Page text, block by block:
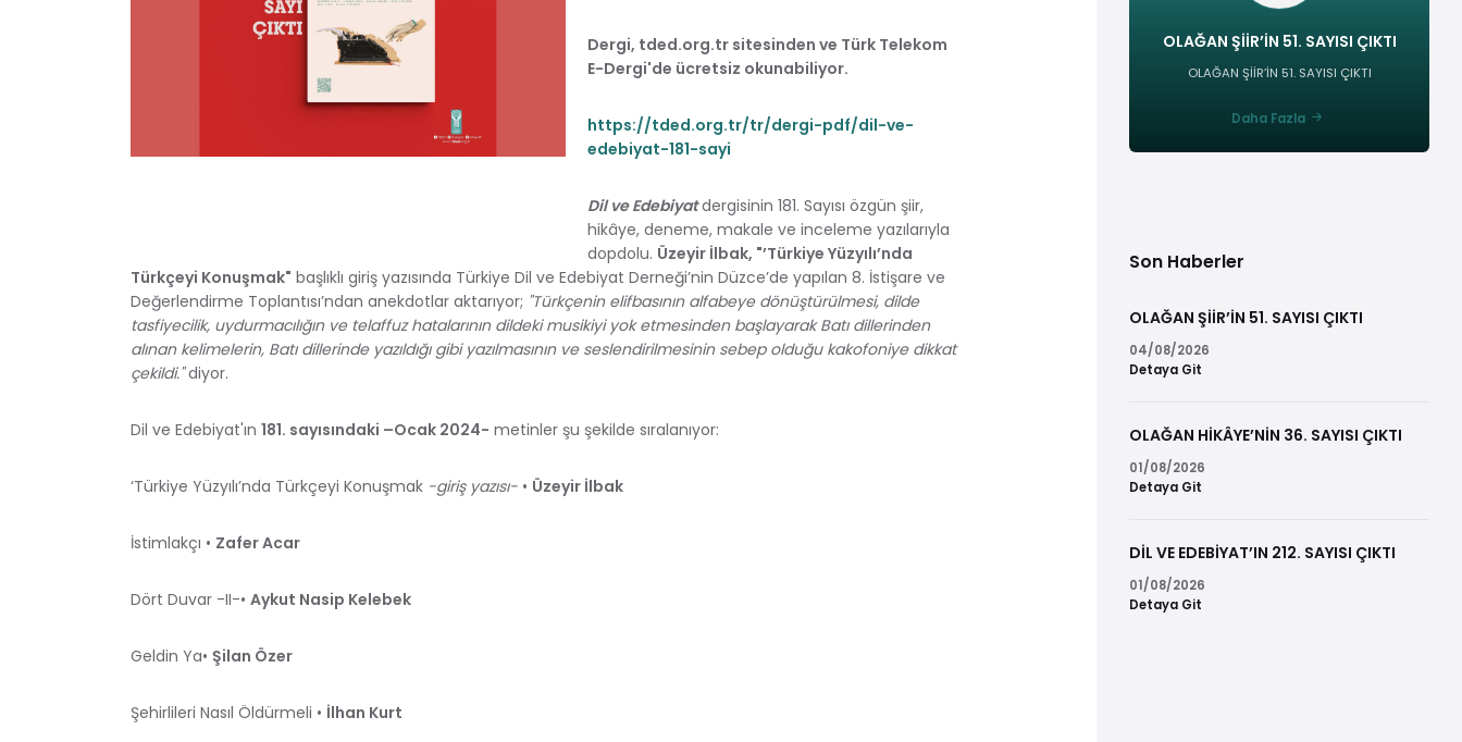
Dergi, tded.org.tr sitesinden ve Türk Telekom
E-Dergi'de ücretsiz okunabiliyor.
https://tded.org.tr/tr/dergi-pdf/dil-ve-
edebiyat-181-sayi
Dil ve Edebiyatdergisinin 181. Sayısı özgün şiir,
hikâye, deneme, makale ve inceleme yazılarıyla
dopdolu. Üzeyir İlbak, "’Türkiye Yüzyılı’nda
Türkçeyi Konuşmak" başlıklı giriş yazısında Türkiye Dil ve Edebiyat Derneği’nin Düzce’de yapılan 8. İstişare ve
Değerlendirme Toplantısı’ndan anekdotlar aktarıyor; "Türkçenin elifbasının alfabeye dönüştürülmesi, dilde
tasfiyecilik, uydurmacılığın ve telaffuz hatalarının dildeki musikiyi yok etmesinden başlayarak Batı dillerinden
alınan kelimelerin, Batı dillerinde yazıldığı gibi yazılmasının ve seslendirilmesinin sebep olduğu kakofoniye dikkat
çekildi."diyor.
Dil ve Edebiyat'ın 181. sayısındaki –Ocak 2024- metinler şu şekilde sıralanıyor:
‘Türkiye Yüzyılı’nda Türkçeyi Konuşmak -giriş yazısı- • Üzeyir İlbak
İstimlakçı • Zafer Acar
Dört Duvar -II-• Aykut Nasip Kelebek
Geldin Ya• Şilan Özer
Şehirlileri Nasıl Öldürmeli • İlhan Kurt
OLAĞAN ŞİİR’İN 51. SAYISI ÇIKTI
OLAĞAN ŞİİR’İN 51. SAYISI ÇIKTI
Daha Fazla
Son Haberler
OLAĞAN ŞİİR’İN 51. SAYISI ÇIKTI
04/08/2026
Detaya Git
OLAĞAN HİKÂYE’NİN 36. SAYISI ÇIKTI
01/08/2026
Detaya Git
DİL VE EDEBİYAT’IN 212. SAYISI ÇIKTI
01/08/2026
Detaya Git